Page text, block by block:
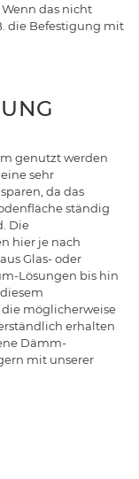
das nicht
die Befestigung mit
genutzt werden
sehr
da das
ständig
Die
hier je nach
Glas- oder
Lösungen bis hin
möglicherweise
erhalten
Dämm-
mit unserer